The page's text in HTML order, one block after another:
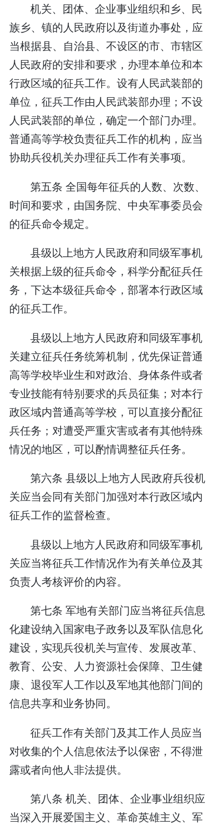
机关、团体、企业事业组织和乡、民
族乡、镇的人民政府以及街道办事处，应
当根据县、自治县、不设区的市、市辖区
人民政府的安排和要求，办理本单位和本
行政区域的征兵工作。设有人民武装部的
单位，征兵工作由人民武装部办理；不设
人民武装部的单位，确定一个部门办理。
普通高等学校负责征兵工作的机构，应当
协助兵役机关办理征兵工作有关事项。
第五条 全国每年征兵的人数、次数、
时间和要求，由国务院、中央军事委员会
的征兵命令规定。
县级以上地方人民政府和同级军事机
关根据上级的征兵命令，科学分配征兵任
务，下达本级征兵命令，部署本行政区域
的征兵工作。
县级以上地方人民政府和同级军事机
关建立征兵任务统筹机制，优先保证普通
高等学校毕业生和对政治、身体条件或者
专业技能有特别要求的兵员征集；对本行
政区域内普通高等学校，可以直接分配征
兵任务；对遭受严重灾害或者有其他特殊
情况的地区，可以酌情调整征兵任务。
第六条 县级以上地方人民政府兵役机
关应当会同有关部门加强对本行政区域内
征兵工作的监督检查。
县级以上地方人民政府和同级军事机
关应当将征兵工作情况作为有关单位及其
负责人考核评价的内容。
第七条 军地有关部门应当将征兵信息
化建设纳入国家电子政务以及军队信息化
建设，实现兵役机关与宣传、发展改革、
教育、公安、人力资源社会保障、卫生健
康、退役军人工作以及军地其他部门间的
信息共享和业务协同。
征兵工作有关部门及其工作人员应当
对收集的个人信息依法予以保密，不得泄
露或者向他人非法提供。
第八条 机关、团体、企业事业组织应
当深入开展爱国主义、革命英雄主义、军